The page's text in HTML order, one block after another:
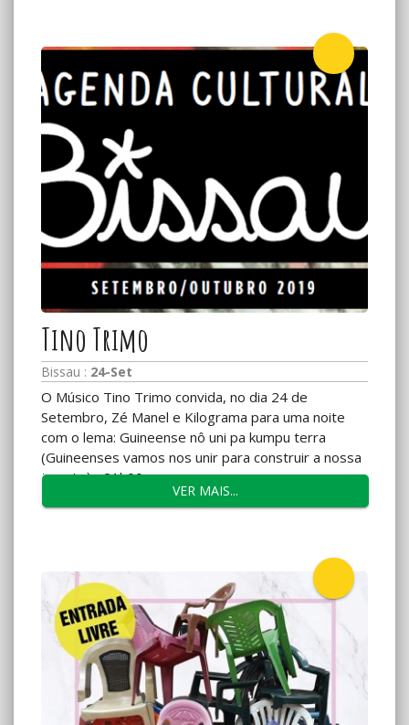
Tino Trimo
Bissau : 24-Set
O Músico Tino Trimo convida, no dia 24 de
Setembro, Zé Manel e Kilograma para uma noite
com o lema: Guineense nô uni pa kumpu terra
(Guineenses vamos nos unir para construir a nossa
terra), às 21h00...
VER MAIS...